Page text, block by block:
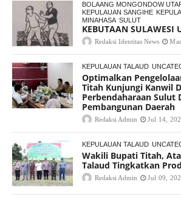
BOLAANG MONGONDOW
KEPULAUAN SANGIHE
MINAHASA SULUT
KEBUTAAN SULAWESI
Redaksi Identitas News
KEPULAUAN TALAUD
Optimalkan
Titah Kunjungi Kanwil
Perbendaharaan Sulut
Pembangunan Daerah
Redaksi Admin Jul 14,
KEPULAUAN TALAUD
Wakili Bupati Titah,
Talaud Tingkatkan
Redaksi Admin Jul 09,